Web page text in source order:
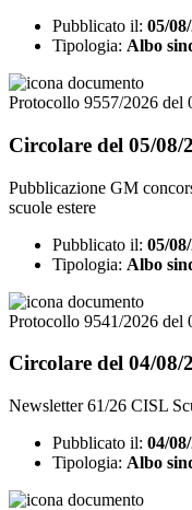
Pubblicato il: 05/
Tipologia: Albo
Protocollo 9557/2026 del
Circolare del 05/08/
Pubblicazione GM
scuole estere
Pubblicato il: 05/
Tipologia: Albo
Protocollo 9541/2026 del
Circolare del 04/08/
Newsletter 61/26 CISL
Pubblicato il: 04/
Tipologia: Albo